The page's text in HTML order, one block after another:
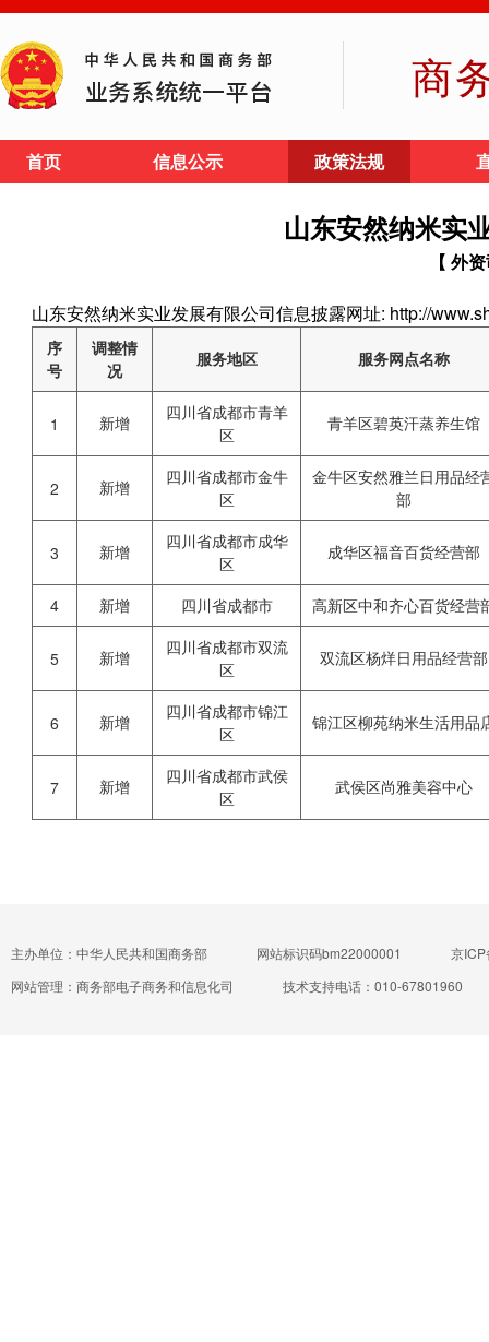
商
首页 信息公示 政策法规
山东安然纳米实
【 外
山东安然纳米实业发展有限公司信息披露网址: http://
序
号
调整情
况
服务地区 服务网点名称
1 新增
四川省成都市青羊
区
青羊区碧英汗蒸养生馆
2 新增
四川省成都市金牛
区
金牛区安然雅兰日用品经
部
3 新增
四川省成都市成华
区
成华区福音百货经营部
4 新增 四川省成都市 高新区中和齐心百货经营
5 新增
四川省成都市双流
区
双流区杨烊日用品经营部
6 新增
四川省成都市锦江
区
锦江区柳苑纳米生活用品
7 新增
四川省成都市武侯
区
武侯区尚雅美容中心
主办单位：中华人民共和国商务部 网站标识码bm22000001
京
网站管理：商务部电子商务和信息化司
技术支持电话：010-67801960